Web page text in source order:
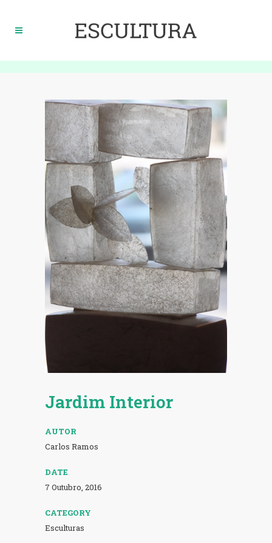
Jardim Interior
AUTOR
Carlos Ramos
DATE
7 Outubro, 2016
CATEGORY
Esculturas